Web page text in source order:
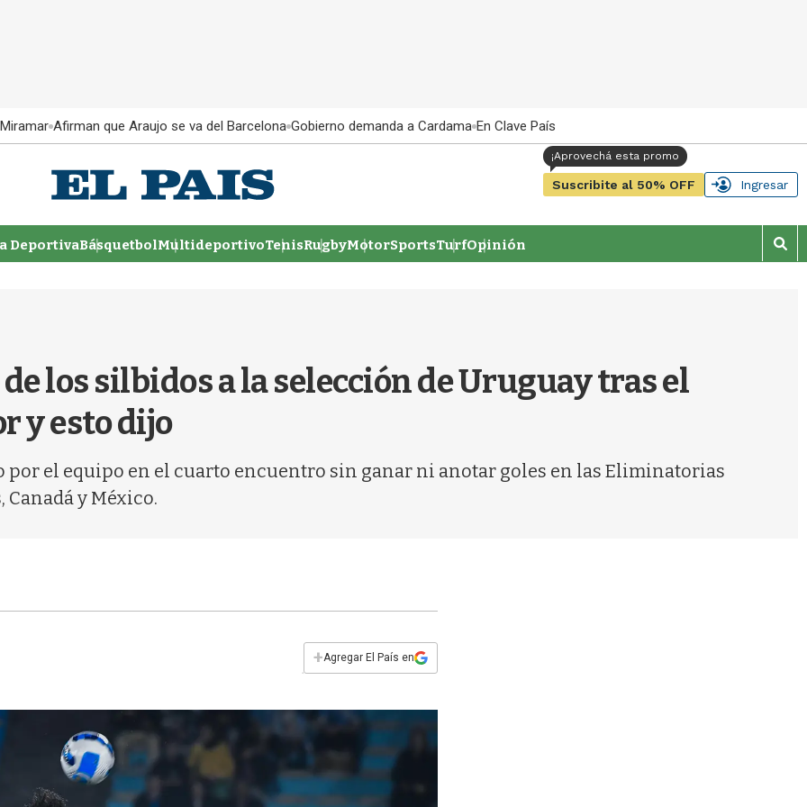
Afirman que Araujo se va del Barcelona Gobierno demanda a Cardama En Clave País
Suscribite al 50% OFF Ingresar
DeportivaBásquetbolMultideportivoTenisRugbyMotorSportsTurfOpinión
M
o
los silbidos a la selección de Uruguay tras el
y esto dijo
por el equipo en el cuarto encuentro sin ganar ni anotar goles en las Eliminatorias
Canadá y México.
+Agregar El País en